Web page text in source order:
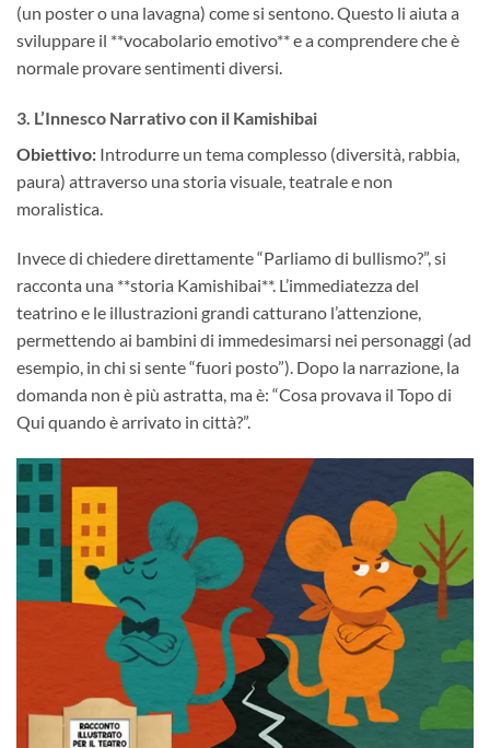
(un poster o una lavagna) come si sentono. Questo li aiuta a
sviluppare il **vocabolario emotivo** e a comprendere che è
normale provare sentimenti diversi.
3. L’Innesco Narrativo con il Kamishibai
Obiettivo: Introdurre un tema complesso (diversità, rabbia,
paura) attraverso una storia visuale, teatrale e non
moralistica.
Invece di chiedere direttamente “Parliamo di bullismo?”, si
racconta una **storia Kamishibai**. L’immediatezza del
teatrino e le illustrazioni grandi catturano l’attenzione,
permettendo ai bambini di immedesimarsi nei personaggi (ad
esempio, in chi si sente “fuori posto”). Dopo la narrazione, la
domanda non è più astratta, ma è: “Cosa provava il Topo di
Qui quando è arrivato in città?”.